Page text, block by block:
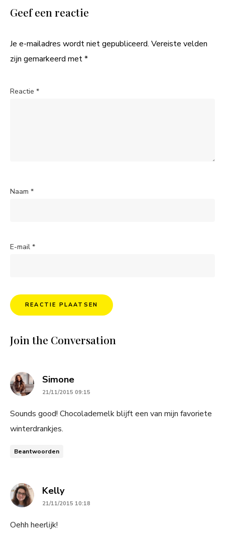
Geef een reactie
Je e-mailadres wordt niet gepubliceerd. Vereiste velden
zijn gemarkeerd met*
Reactie *
Naam *
E-mail *
Join the Conversation
Simonesays:
21/11/2015 09:15
Sounds good! Chocolademelk blijft een van mijn favoriete
winterdrankjes.
Beantwoorden
Kellysays:
21/11/2015 10:18
Oehh heerlijk!